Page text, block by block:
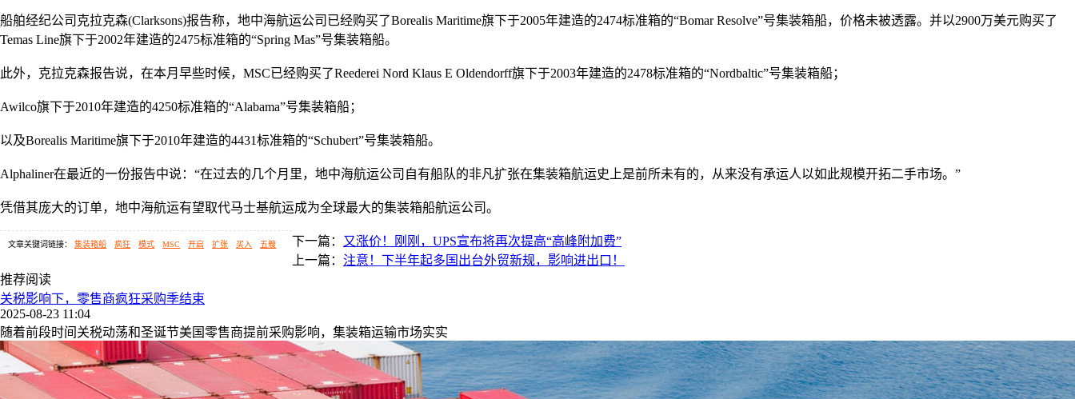
船舶经纪公司克拉克森(Clarksons)报告称，地中海航运公司已经购买了Borealis Maritime旗下于2005年建造的2474标准箱的“Bomar Resolve”号集装箱船，价格未被透露。并以2900万美元购买了
Temas Line旗下于2002年建造的2475标准箱的“Spring Mas”号集装箱船。
此外，克拉克森报告说，在本月早些时候， MSC已经购买了Reederei Nord Klaus E Oldendorff旗下于2003年建造的2478标准箱的“Nordbaltic”号集装箱船；
Awilco旗下于2010年建造的4250标准箱的“Alabama”号集装箱船；
以及Borealis Maritime旗下于2010年建造的4431标准箱的“Schubert”号集装箱船。
Alphaliner在最近的一份报告中说：“在过去的几个月里，地中海航运公司自有船队的非凡扩张在集装箱航运史上是前所未有的，从来没有承运人以如此规模开拓二手市场。”
凭借其庞大的订单，地中海航运有望取代马士基航运成为全球最大的集装箱船航运公司。
文章关键词链接： 集装箱船 疯狂 模式 MSC 开启 扩张 买入 五艘 下一篇： 又涨价！刚刚，UPS宣布将再次提高“高峰附加费”
上一篇： 注意！下半年起多国出台外贸新规，影响进出口！
推荐阅读
关税影响下，零售商疯狂采购季结束
2025-08-23 11:04
随着前段时间关税动荡和圣诞节美国零售商提前采购影响，集装箱运输市场实实